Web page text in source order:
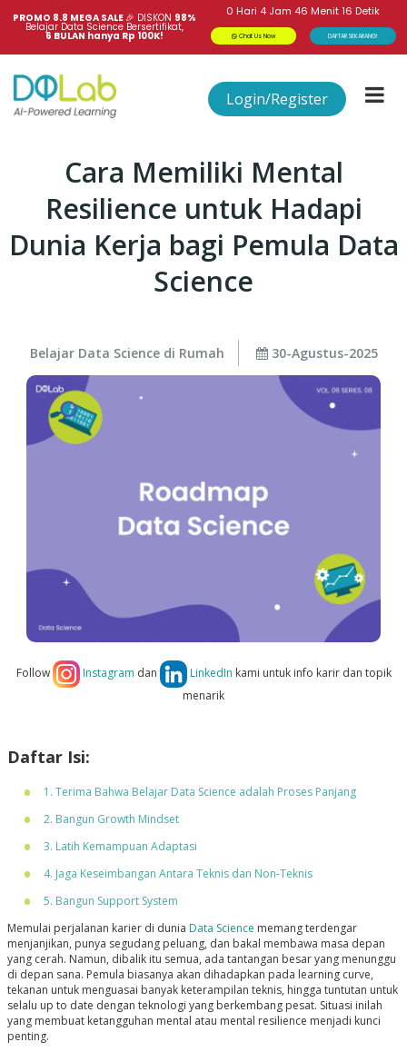
PROMO 8.8 MEGA SALE 🎉 DISKON 98%
Belajar Data Science Bersertifikat,
6 BULAN hanya Rp 100K!
0 Hari 4 Jam 46 Menit16 Detik
Chat Us Now DAFTAR SEKARANG!
Login/Register
Cara Memiliki Mental
Resilience untuk Hadapi
Dunia Kerja bagi Pemula Data
Science
Belajar Data Science di Rumah 30-Agustus-2025
Follow Instagram dan LinkedIn kami untuk info karir dan topik
menarik
Daftar Isi:
1. Terima Bahwa Belajar Data Science adalah Proses Panjang
2. Bangun Growth Mindset
3. Latih Kemampuan Adaptasi
4. Jaga Keseimbangan Antara Teknis dan Non-Teknis
5. Bangun Support System
Memulai perjalanan karier di dunia Data Science memang terdengar
menjanjikan, punya segudang peluang, dan bakal membawa masa depan
yang cerah. Namun, dibalik itu semua, ada tantangan besar yang menunggu
di depan sana. Pemula biasanya akan dihadapkan pada learning curve,
tekanan untuk menguasai banyak keterampilan teknis, hingga tuntutan untuk
selalu up to date dengan teknologi yang berkembang pesat. Situasi inilah
yang membuat ketangguhan mental atau mental resilience menjadi kunci
penting.